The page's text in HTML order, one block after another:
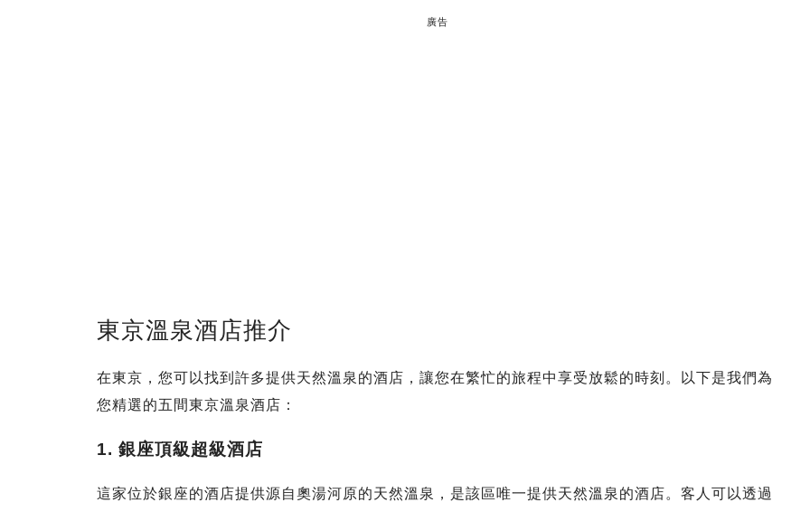
廣告
東京溫泉酒店推介
在東京，您可以找到許多提供天然溫泉的酒店，讓您在繁忙的旅程中享受放鬆的時刻。以下是我們為
您精選的五間東京溫泉酒店：
1. 銀座頂級超級酒店
這家位於銀座的酒店提供源自奧湯河原的天然溫泉，是該區唯一提供天然溫泉的酒店。客人可以透過